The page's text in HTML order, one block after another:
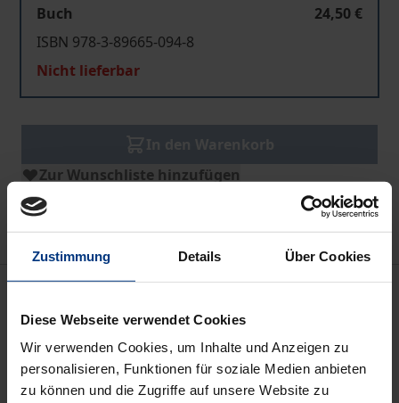
Zustimmung Details Über Cookies
Diese Webseite verwendet Cookies
Wir verwenden Cookies, um Inhalte und Anzeigen zu
personalisieren, Funktionen für soziale Medien anbieten
zu können und die Zugriffe auf unsere Website zu
Buch
24,50 €
ISBN 978-3-89665-094-8
Nicht lieferbar
In den Warenkorb
Zur Wunschliste hinzufügen
Hinweise zu Versandkosten
Beschreibung
Im Juni 1995 wurde von den Philosophischen
Instituten der Universitäten Salzburg und Ljubljana
eine Forschungskooperation in Form eines